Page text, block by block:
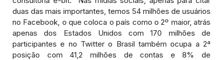
duas das mais importantes, temos 54 milhões de usuários
no Facebook, o que coloca o país como o 2º maior, atrás
apenas dos Estados Unidos com 170 milhões de
participantes e no Twitter o Brasil também ocupa a 2ª
posição com 41,2 milhões de contas e 8% de